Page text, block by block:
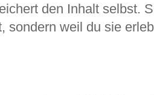
den Inhalt selbst.
sondern weil du sie